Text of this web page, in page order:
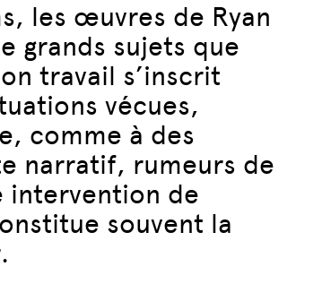
les œuvres de Ryan
grands sujets que
travail s’inscrit
vécues,
comme à des
narratif, rumeurs de
intervention de
souvent la